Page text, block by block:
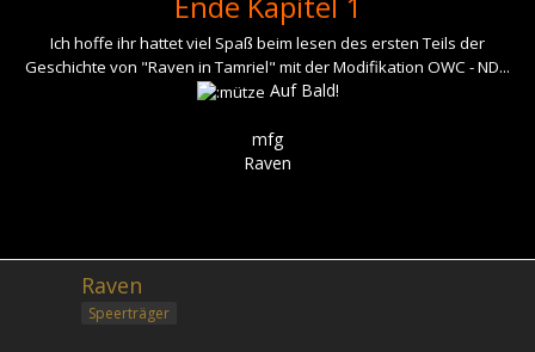
Ich hoffe ihr hattet viel Spaß beim lesen des ersten Teils der
Geschichte von "Raven in Tamriel" mit der Modifikation OWC - ND...
Auf Bald!
mfg
Raven
Raven
Speerträger